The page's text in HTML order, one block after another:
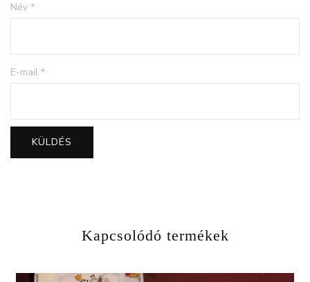
Név *
E-mail *
Kapcsolódó termékek